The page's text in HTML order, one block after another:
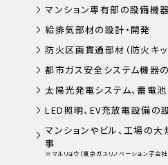
マンション専有部の設備機
給排気部材の設計・開発
防火区画貫通部材（防火キッ
都市ガス安全システム機器
太陽光発電システム、蓄電
LED照明、EV充放電設備の
マンションやビル､工場の
事
※マルリョウ（東京ガスリノベーション子会